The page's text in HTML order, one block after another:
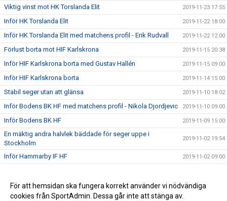
Viktig vinst mot HK Torslanda Elit 2019-11-23 17:55
Inför HK Torslanda Elit 2019-11-22 18:00
Inför HK Torslanda Elit med matchens profil - Erik Rudvall 2019-11-22 12:00
Förlust borta mot HIF Karlskrona 2019-11-15 20:38
Inför HIF Karlskrona borta med Gustav Hallén 2019-11-15 09:00
Inför HIF Karlskrona borta 2019-11-14 15:00
Stabil seger utan att glänsa 2019-11-10 18:02
Inför Bodens BK HF med matchens profil - Nikola Djordjevic 2019-11-10 09:00
Inför Bodens BK HF 2019-11-09 15:00
En mäktig andra halvlek bäddade för seger uppe i
Stockholm
2019-11-02 19:54
Inför Hammarby IF HF 2019-11-02 09:00
Inför Rimbo HK med matchens profil - Daniel Bergqvist 2019-10-17 11:40
Kryss mot Skånela 2019-10-16 14:37
För att hemsidan ska fungera korrekt använder vi nödvändiga
cookies från SportAdmin. Dessa går inte att stänga av.